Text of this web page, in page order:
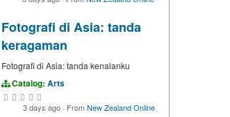
Fotografi di Asia: tanda
keragaman
Fotografi di Asia: tanda kenalanku
Catalog: Arts
3 days ago · FromNew Zealand Online